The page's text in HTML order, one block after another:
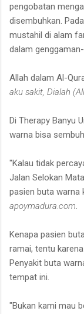
pengobatan
disembuhkan.
mustahil di alam
dalam
Allah dalam Al-
aku sakit, Dialah
Di Therapy Banyu
warna bisa
"Kalau tidak
Jalan Selokan
pasien buta warna
apoymadura.com.
Kenapa pasien
ramai, tentu
Penyakit buta
tempat ini.
"Bukan kami mau